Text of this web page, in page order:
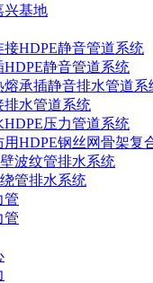
兴基地
接HDPE静音管道系统
HDPE静音管道系统
熔承插静音排水管道系
排水管道系统
HDPE压力管道系统
用HDPE钢丝网骨架复
波纹管排水系统
管排水系统
管
管